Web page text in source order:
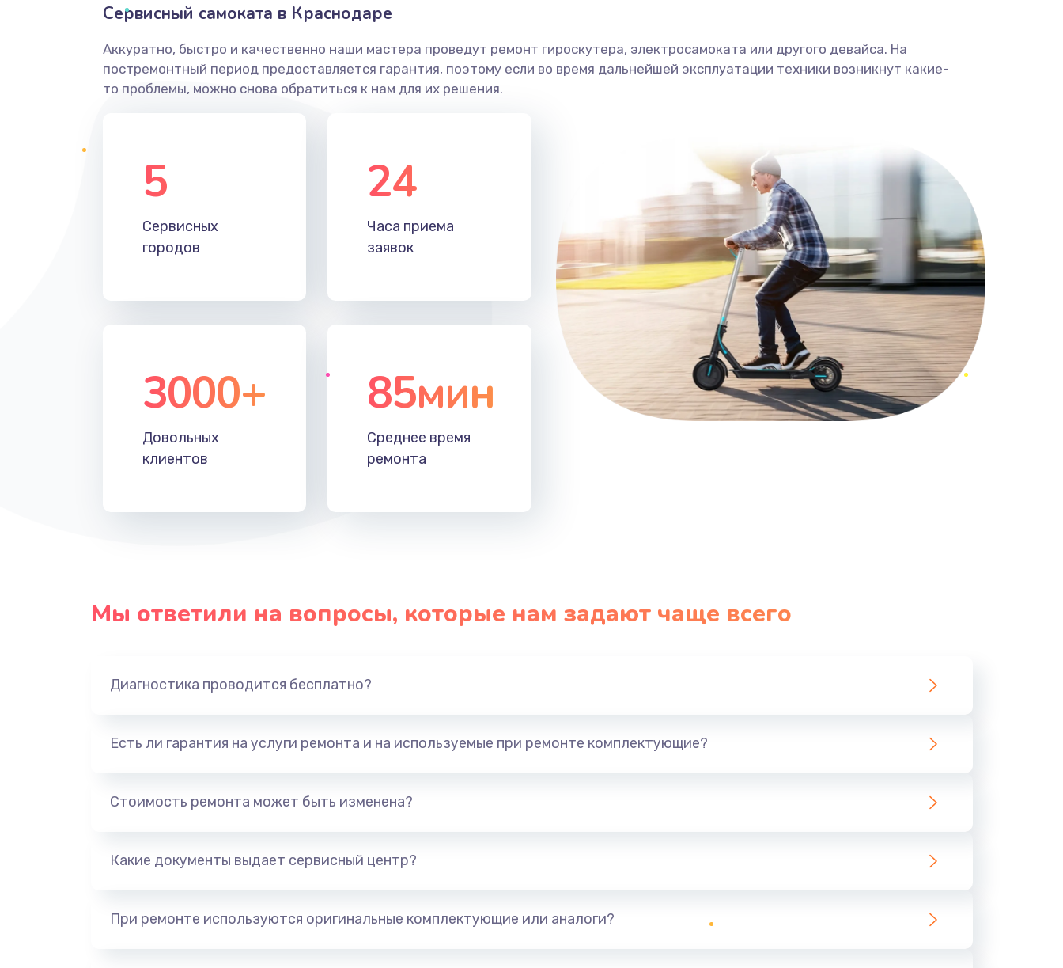
Сервисный самоката в Краснодаре
Аккуратно, быстро и качественно наши мастера проведут ремонт гироскутера, электросамоката или другого девайса. На
постремонтный период предоставляется гарантия, поэтому если во время дальнейшей эксплуатации техники возникнут какие-
то проблемы, можно снова обратиться к нам для их решения.
5
Сервисных
городов
24
Часа приема
заявок
3000+
Довольных
клиентов
85мин
Среднее время
ремонта
Мы ответили на вопросы, которые нам задают чаще всего
Диагностика проводится бесплатно?
Есть ли гарантия на услуги ремонта и на используемые при ремонте комплектующие?
Стоимость ремонта может быть изменена?
Какие документы выдает сервисный центр?
При ремонте используются оригинальные комплектующие или аналоги?